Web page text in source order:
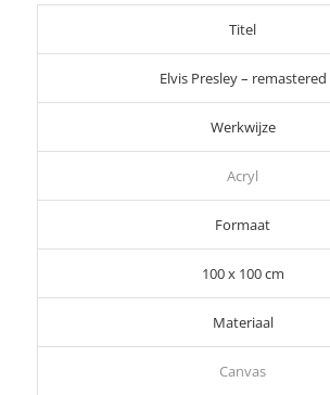
Titel
Elvis Presley – remastered
Werkwijze
Acryl
Formaat
100 x 100 cm
Materiaal
Canvas